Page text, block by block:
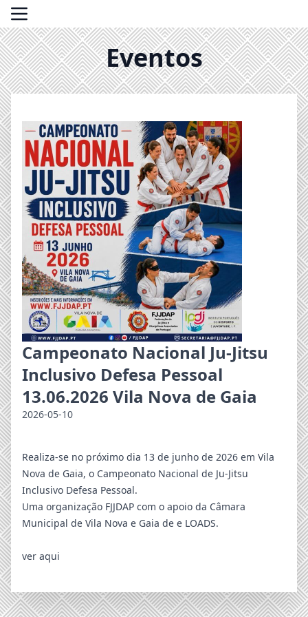
Eventos
Campeonato Nacional Ju-Jitsu
Inclusivo Defesa Pessoal
13.06.2026 Vila Nova de Gaia
2026-05-10
Realiza-se no próximo dia 13 de junho de 2026 em Vila
Nova de Gaia, o Campeonato Nacional de Ju-Jitsu
Inclusivo Defesa Pessoal.
Uma organização FJJDAP com o apoio da Câmara
Municipal de Vila Nova e Gaia de e LOADS.
ver aqui